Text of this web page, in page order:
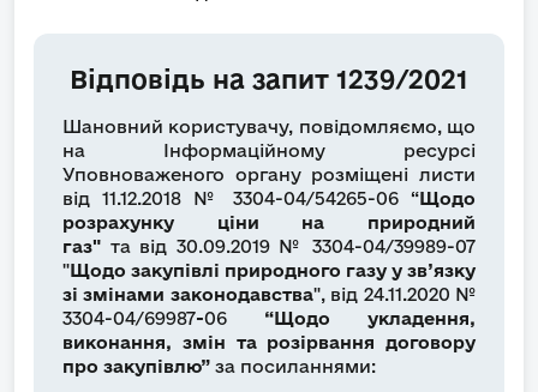
Відповідь на запит 1239/2021
Шановний користувачу, повідомляємо, що
на Інформаційному ресурсі
Уповноваженого органу розміщені листи
від 11.12.2018 № 3304-04/54265-06 “Щодо
розрахунку ціни на природний
газ" та від 30.09.2019 № 3304-04/39989-07
"Щодо закупівлі природного газу у зв’язку
зі змінами законодавства", від 24.11.2020 №
3304-04/69987-06 “Щодо укладення,
виконання, змін та розірвання договору
про закупівлю” за посиланнями: